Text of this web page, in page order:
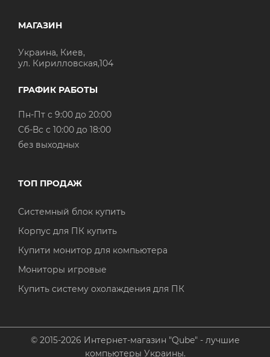
МАГАЗИН
Украина, Киев,
ул. Кирилловская,104
ГРАФИК РАБОТЫ
Пн-Пт с 9:00 до 20:00
Cб-Вс с 10:00 до 18:00
без выходных
ТОП ПРОДАЖ
Системный блок купить
Корпус для ПК купить
Купити монитор для компьютера
Мониторы игровые
Купить систему охолаждения для ПК
© 2015-2026 Интернет-магазин "Qube" - лучшие
компьютеры Украины.